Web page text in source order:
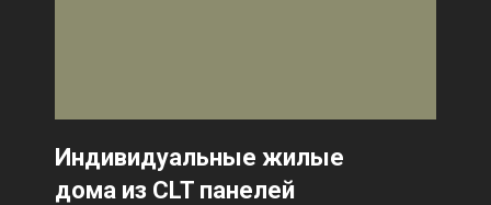
Индивидуальные жилые
дома из CLT панелей